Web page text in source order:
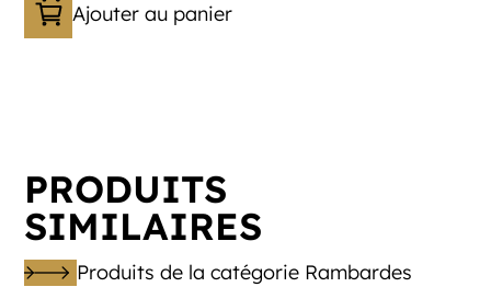
Ajouter au panier
PRODUITS
SIMILAIRES
Produits de la catégorie Rambardes